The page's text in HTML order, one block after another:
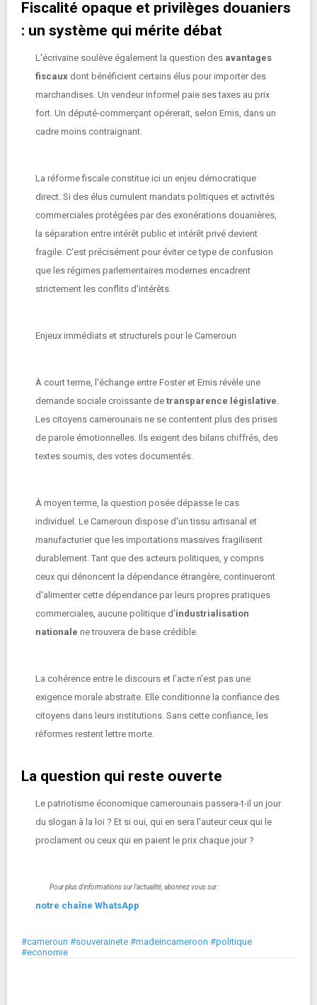
Fiscalité opaque et privilèges douaniers
: un système qui mérite débat
L'écrivaine soulève également la question des avantages
fiscaux dont bénéficient certains élus pour importer des
marchandises. Un vendeur informel paie ses taxes au prix
fort. Un député-commerçant opérerait, selon Ernis, dans un
cadre moins contraignant.
La réforme fiscale constitue ici un enjeu démocratique
direct. Si des élus cumulent mandats politiques et activités
commerciales protégées par des exonérations douanières,
la séparation entre intérêt public et intérêt privé devient
fragile. C'est précisément pour éviter ce type de confusion
que les régimes parlementaires modernes encadrent
strictement les conflits d'intérêts.
Enjeux immédiats et structurels pour le Cameroun
À court terme, l'échange entre Foster et Ernis révèle une
demande sociale croissante de transparence législative.
Les citoyens camerounais ne se contentent plus des prises
de parole émotionnelles. Ils exigent des bilans chiffrés, des
textes soumis, des votes documentés.
À moyen terme, la question posée dépasse le cas
individuel. Le Cameroun dispose d'un tissu artisanal et
manufacturier que les importations massives fragilisent
durablement. Tant que des acteurs politiques, y compris
ceux qui dénoncent la dépendance étrangère, continueront
d'alimenter cette dépendance par leurs propres pratiques
commerciales, aucune politique d'industrialisation
nationale ne trouvera de base crédible.
La cohérence entre le discours et l'acte n'est pas une
exigence morale abstraite. Elle conditionne la confiance des
citoyens dans leurs institutions. Sans cette confiance, les
réformes restent lettre morte.
La question qui reste ouverte
Le patriotisme économique camerounais passera-t-il un jour
du slogan à la loi ? Et si oui, qui en sera l'auteur ceux qui le
proclament ou ceux qui en paient le prix chaque jour ?
Pour plus d'informations sur l'actualité, abonnez vous sur :
notre chaîne WhatsApp
#cameroun #souverainete #madeincameroon #politique
#economie